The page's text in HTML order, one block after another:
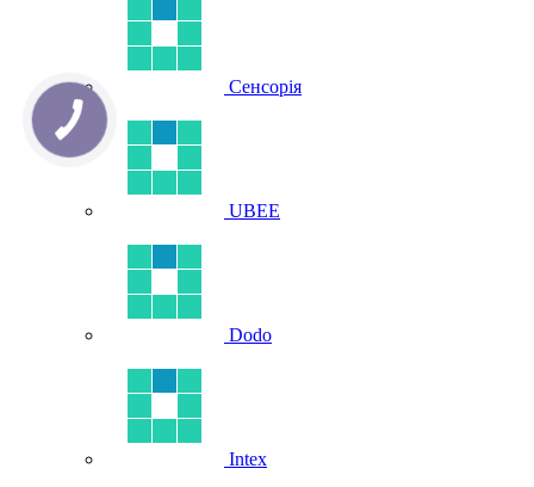
Сенсорія
UBEE
Dodo
Intex